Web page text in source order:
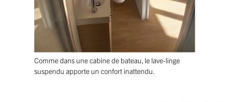
Comme dans une cabine de bateau, le lave-linge
suspendu apporte un confort inattendu.